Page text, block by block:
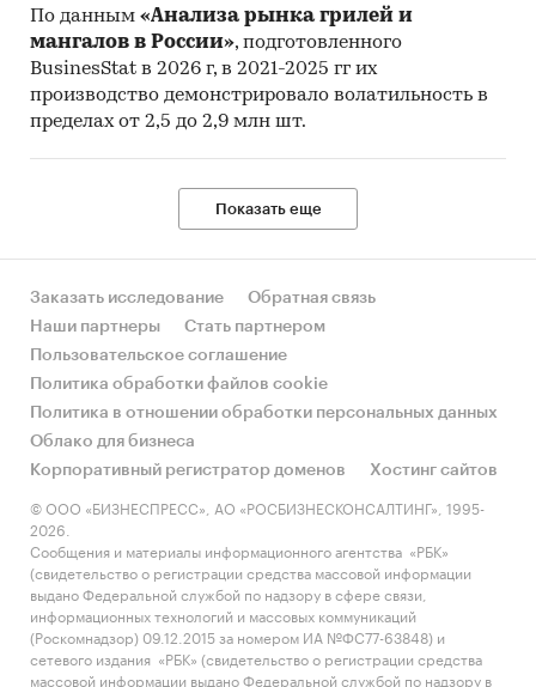
По данным «Анализа рынка грилей и
мангалов в России», подготовленного
BusinesStat в 2026 г, в 2021-2025 гг их
производство демонстрировало волатильность в
пределах от 2,5 до 2,9 млн шт.
Показать еще
Заказать исследование
Обратная связь
Наши партнеры
Стать партнером
Пользовательское соглашение
Политика обработки файлов cookie
Политика в отношении обработки персональных данных
Облако для бизнеса
Корпоративный регистратор доменов
Хостинг сайтов
© ООО «БИЗНЕСПРЕСС», АО «РОСБИЗНЕСКОНСАЛТИНГ», 1995-
2026.
Сообщения и материалы информационного агентства «РБК»
(свидетельство о регистрации средства массовой информации
выдано Федеральной службой по надзору в сфере связи,
информационных технологий и массовых коммуникаций
(Роскомнадзор) 09.12.2015 за номером ИА №ФС77-63848) и
сетевого издания «РБК» (свидетельство о регистрации средства
массовой информации выдано Федеральной службой по надзору в